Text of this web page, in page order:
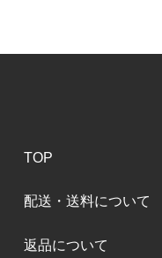
TOP
配送・送料について
返品について